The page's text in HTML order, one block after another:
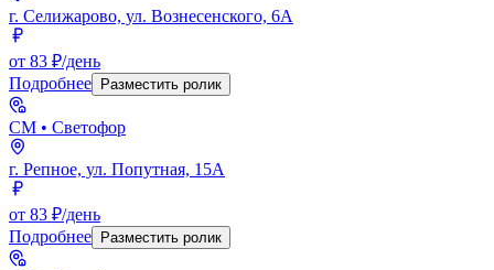
г. Селижарово, ул. Вознесенского, 6А
от 83 ₽/день
Подробнее
Разместить ролик
СМ • Светофор
г. Репное, ул. Попутная, 15А
от 83 ₽/день
Подробнее
Разместить ролик